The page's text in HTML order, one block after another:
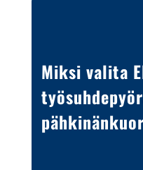
Miksi valita